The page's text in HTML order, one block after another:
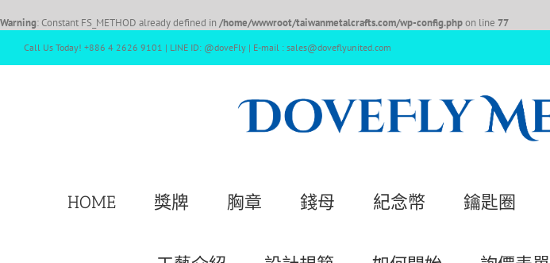
Warning: Constant FS_METHOD already defined in /home/wwwroot/taiwanmetalcrafts.com/wp-config.phpon line 77
Call Us Today! +886 4 2626 9101 | LINE ID: @doveFly | E-mail : sales@doveflyunited.com
HOME 獎牌 胸章 錢母 紀念幣 鑰匙圈